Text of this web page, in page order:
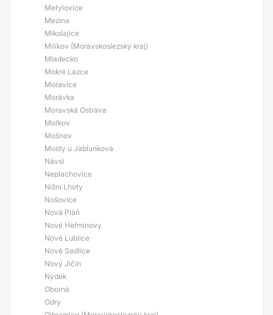
Metylovice
Mezina
Mikolajice
Milíkov (Moravskoslezský kraj)
Mladecko
Mokré Lazce
Moravice
Morávka
Moravská Ostrava
Mořkov
Mošnov
Mosty u Jablunkova
Návsí
Neplachovice
Nižní Lhoty
Nošovice
Nová Pláň
Nové Heřminovy
Nové Lublice
Nové Sedlice
Nový Jičín
Nýdek
Oborná
Odry